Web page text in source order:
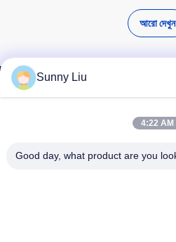
আরো দেখুন
উচ্চ মানের
Sunny Liu
4:22 AM
Good day, what product are you